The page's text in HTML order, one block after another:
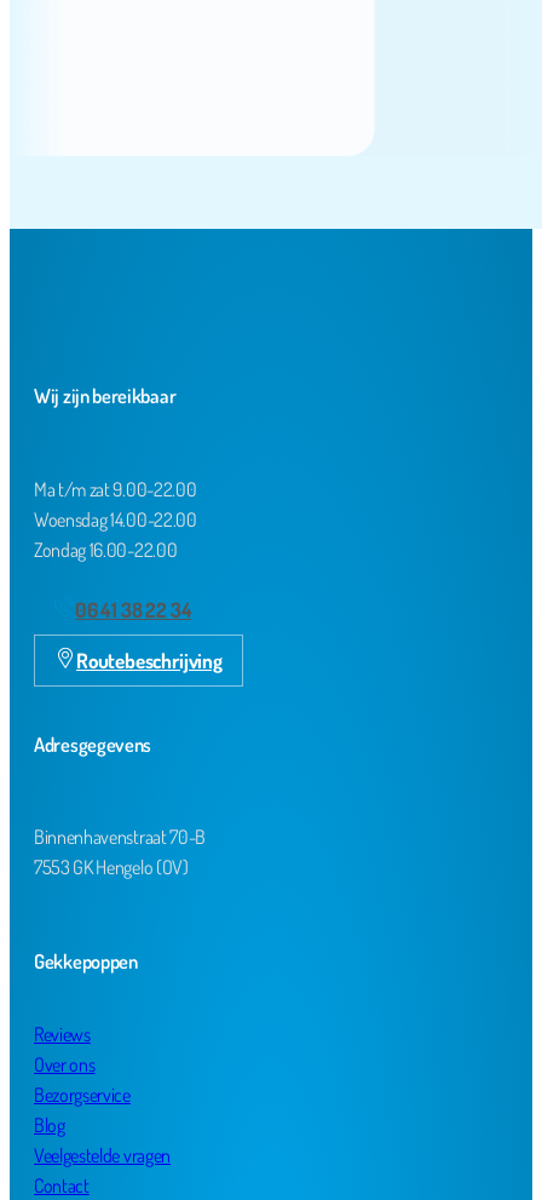
Wij zijn bereikbaar
Ma t/m zat 9.00-22.00
Woensdag 14.00-22.00
Zondag 16.00-22.00
06 41 38 22 34
Routebeschrijving
Adresgegevens
Binnenhavenstraat 70-B
7553 GK Hengelo (OV)
Gekkepoppen
Reviews
Over ons
Bezorgservice
Blog
Veelgestelde vragen
Contact